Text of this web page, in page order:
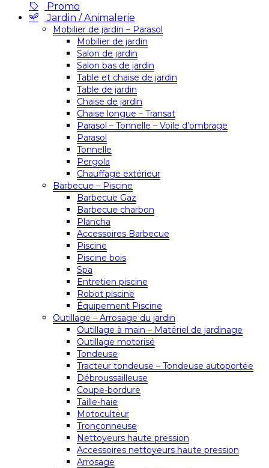
Promo
Jardin / Animalerie
Mobilier de jardin – Parasol
Mobilier de jardin
Salon de jardin
Salon bas de jardin
Table et chaise de jardin
Table de jardin
Chaise de jardin
Chaise longue – Transat
Parasol – Tonnelle – Voile d’ombrage
Parasol
Tonnelle
Pergola
Chauffage extérieur
Barbecue – Piscine
Barbecue Gaz
Barbecue charbon
Plancha
Accessoires Barbecue
Piscine
Piscine bois
Spa
Entretien piscine
Robot piscine
Équipement Piscine
Outillage – Arrosage du jardin
Outillage à main – Matériel de jardinage
Outillage motorisé
Tondeuse
Tracteur tondeuse – Tondeuse autoportée
Débroussailleuse
Coupe-bordure
Taille-haie
Motoculteur
Tronçonneuse
Nettoyeurs haute pression
Accessoires nettoyeurs haute pression
Arrosage